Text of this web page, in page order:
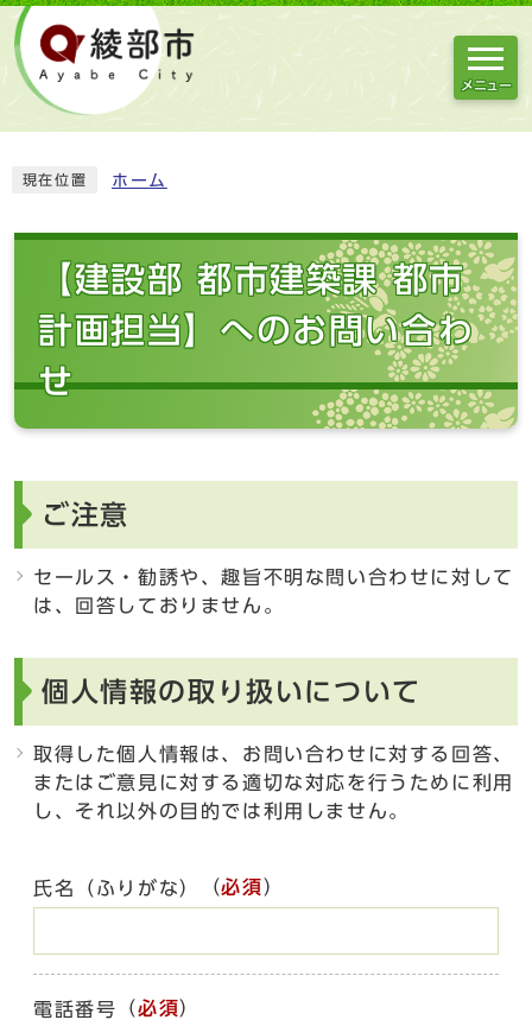
メニュー
現在位置 ホーム
【建設部 都市建築課 都市
計画担当】へのお問い合わ
せ
ご注意
セールス・勧誘や、趣旨不明な問い合わせに対して
は、回答しておりません。
個人情報の取り扱いについて
取得した個人情報は、お問い合わせに対する回答、
またはご意見に対する適切な対応を行うために利用
し、それ以外の目的では利用しません。
氏名（ふりがな） （必須）
電話番号 （必須）